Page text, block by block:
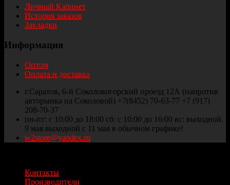
Личный Кабинет
История заказов
Закладки
Информация
Оптом
Оплата и доставка
г.Саратов, 6-й Соколовогорский проезд 12А (напротив
авторынка на Соколовой) +7(8452) 70-63-77 +7 (917)
208-70-37
пн-пт: с 10:00 до 18:00 сб: с 10:00 до 16:00 вс: выходной.
9 мая выходной с 11 мая в обычном графике!
w2store@yandex.ru
Контакты
Производители